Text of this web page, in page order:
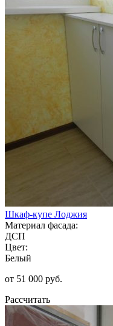
Шкаф-купе Лоджия
Материал фасада:
ДСП
Цвет:
Белый
от 51 000 руб.
Рассчитать